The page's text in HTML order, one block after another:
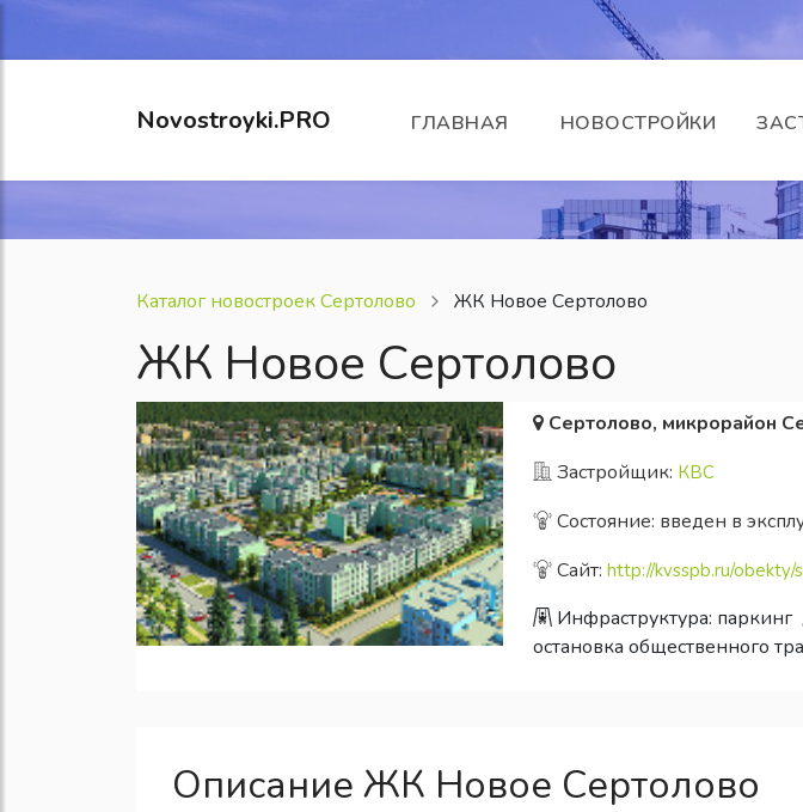
Novostroyki.PRO ГЛАВНАЯ НОВОСТРОЙКИ
Каталог новостроек Сертолово ЖК Новое Сертолово
ЖК Новое Сертолово
Сертолово, микрорайон
Застройщик: КВС
Состояние: введен в
Сайт: http://kvsspb.ru/obekty/
Инфраструктура: паркинг
остановка общественного
Описание ЖК Новое Сертолово